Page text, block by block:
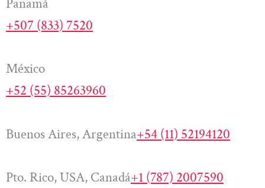
+507 (833) 7520
México
+52 (55) 85263960
Buenos Aires, Argentina+54 (11) 52194120
Pto. Rico, USA, Canadá+1 (787) 2007590